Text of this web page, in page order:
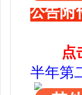
公告附
点击
半年第